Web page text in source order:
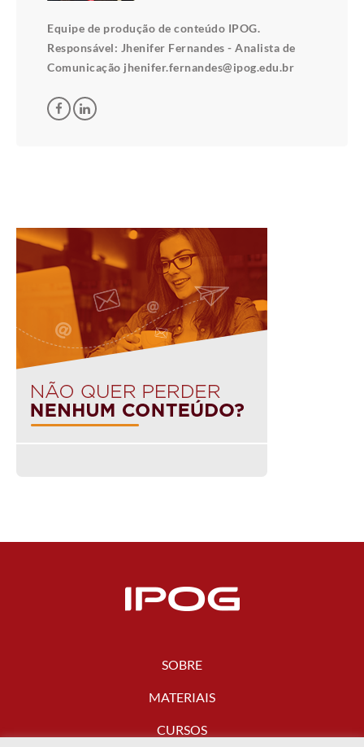
Equipe de produção de conteúdo IPOG.
Responsável: Jhenifer Fernandes - Analista de
Comunicação jhenifer.fernandes@ipog.edu.br
SOBRE
MATERIAIS
CURSOS